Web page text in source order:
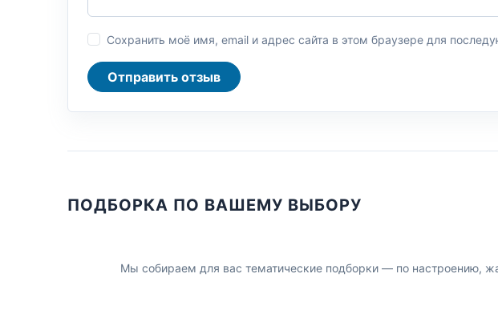
Сохранить моё имя, email и адрес сайта в этом браузере для
Отправить отзыв
ПОДБОРКА ПО ВАШЕМУ ВЫБОРУ
Мы собираем для вас тематические подборки — по настроению,